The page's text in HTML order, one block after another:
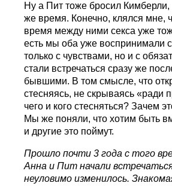
Ну а Пит тоже бросил
же время. Конечно, клялся мне,
время между ними секса уже
есть мы оба уже воспринимали
только с чувствами, но и с
стали встречаться сразу же
бывшими. В том смысле, что
стесняясь, не скрываясь «ради
чего и кого стесняться? Зачем
Мы же поняли, что хотим быть
и другие это поймут.
Прошло почти 3 года с того
Анна и Пит начали
неуловимо изменилось.